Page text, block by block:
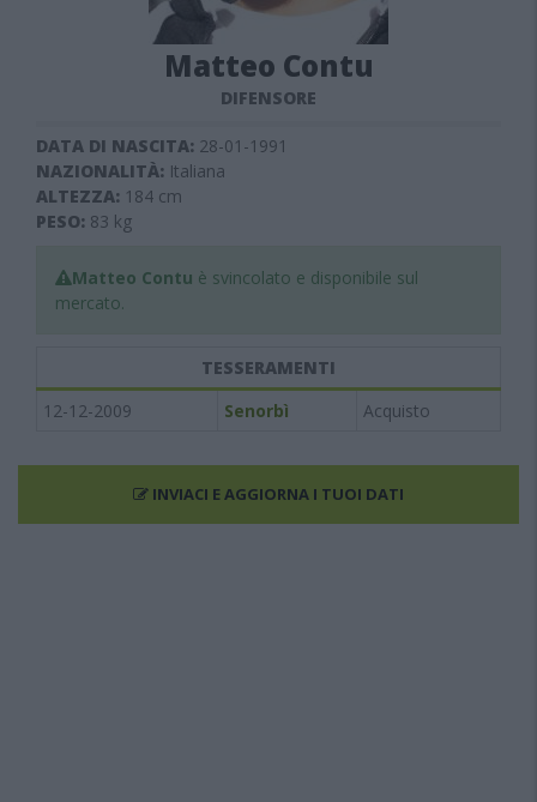
Matteo Contu
DIFENSORE
DATA DI NASCITA: 28-01-1991
NAZIONALITÀ: Italiana
ALTEZZA: 184 cm
PESO: 83 kg
Matteo Contu è svincolato e disponibile sul
mercato.
TESSERAMENTI
12-12-2009
Senorbì Acquisto
INVIACI E AGGIORNA I TUOI DATI